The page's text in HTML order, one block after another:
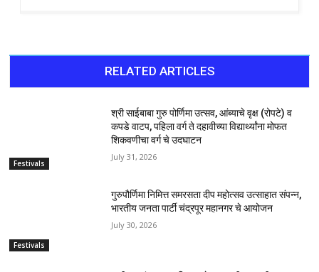
RELATED ARTICLES
Festivals
श्री साईबाबा गुरु पोर्णिमा उत्सव, आंब्याचे वृक्ष (रोपटे) व
कपडे वाटप, पहिला वर्ग ते दहावीच्या विद्यार्थ्यांना मोफत
शिकवणीचा वर्ग चे उदघाटन
July 31, 2026
Festivals
गुरुपौर्णिमा निमित्त समरसता दीप महोत्सव उत्साहात संपन्न,
भारतीय जनता पार्टी चंद्रपूर महानगर चे आयोजन
July 30, 2026